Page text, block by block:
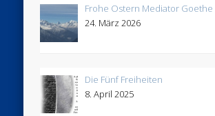
Frohe Ostern Mediator Goethe
24. März 2026
Die Fünf Freiheiten
8. April 2025